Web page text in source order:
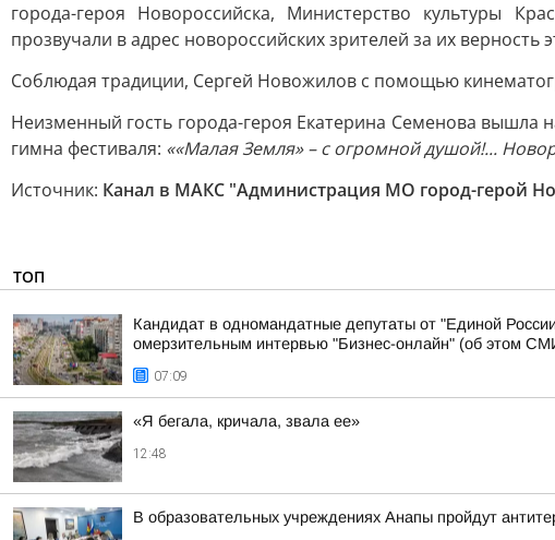
города-героя Новороссийска, Министерство культуры
прозвучали в адрес новороссийских зрителей за их
Соблюдая традиции, Сергей Новожилов с помощью
Неизменный гость города-героя Екатерина Семенова вышла
гимна фестиваля: ««Малая Земля» – с огромной душой!...
Источник: Канал в МАКС "Администрация МО город-герой
ТОП
Кандидат в одномандатные депутаты от "Единой
омерзительным интервью "Бизнес-онлайн" (об этом
07:09
«Я бегала, кричала, звала ее»
12:48
В образовательных учреждениях Анапы пройдут